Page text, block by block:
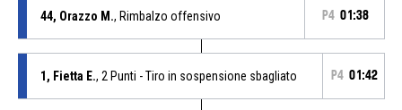
44, Orazzo M., Rimbalzo offensivo P4 01:38
1, Fietta E., 2 Punti - Tiro in sospensione sbagliato P4 01:42